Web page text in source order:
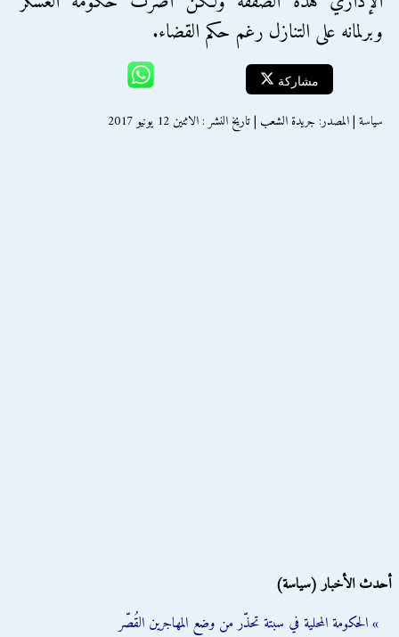
وبرلمانه على التنازل رغم حكم القضاء.
مشاركة
سياسة | المصدر: جريدة الشعب | تاريخ النشر : الاثنين 12 يونيو 2017
أحدث الأخبار (سياسة)
» الحكومة المحلية في سبتة تحذّر من وضع المهاجرين القُصّر